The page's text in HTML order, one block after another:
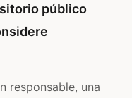
público
responsable, una